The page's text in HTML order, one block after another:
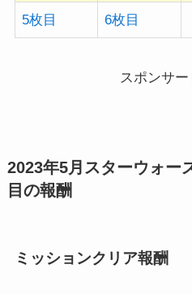
5枚目 6枚目
スポンサ
2023年5月スターウォー
目の報酬
ミッションクリア報酬